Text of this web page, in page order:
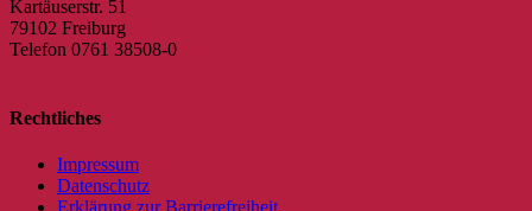
Kartäuserstr. 51
79102 Freiburg
Telefon 0761 38508-0
Rechtliches
Impressum
Datenschutz
Erklärung zur Barrierefreiheit